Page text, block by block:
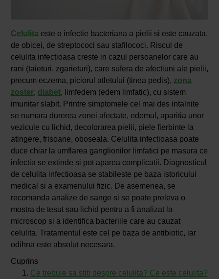
Celulita este o infectie bacteriana a pielii si este cauzata,
de obicei, de streptococi sau stafilococi. Riscul de
celulita infectioasa creste in cazul persoanelor care au
rani (taieturi, zgarieturi), care sufera de afectiuni ale pielii,
precum eczema, piciorul atletului (tinea pedis), zona
zoster, diabet, limfedem (edem limfatic), cu sistem
imunitar slabit. Printre simptomele cel mai des intalnite
se numara durerea zonei afectate, edemul, aparitia unor
vezicule cu lichid, decolorarea pielii, piele fierbinte la
atingere, frisoane, oboseala. Celulita infectioasa poate
duce chiar la umflarea ganglionilor limfatici pe masura ce
infectia se extinde si pot aparea complicatii. Diagnosticul
de celulita infectioasa se stabileste pe baza istoricului
medical si a examenului fizic. De asemenea, se
recomanda analize de sange si se poate preleva o
mostra de tesut sau lichid pentru a fi analizat la
microscop si a identifica bacteriile care au cauzat
celulita. Tratamentul este cel pe baza de antibiotic, iar
odihna este absolut necesara.
Cuprins
Ce trebuie sa stiti despre celulita? Ce este celulita?